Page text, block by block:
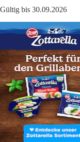
Gültig bis 30.09.2026